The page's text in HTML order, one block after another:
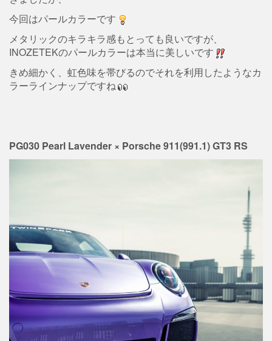
今回はパールカラーです
メタリックのキラキラ感もとっても良いですが、
INOZETEKのパールカラーは本当に美しいです
きめ細かく、虹色味を帯びるのでそれを利用したようなカ
ラーラインナップですね
PG030 Pearl Lavender × Porsche 911(991.1) GT3 RS